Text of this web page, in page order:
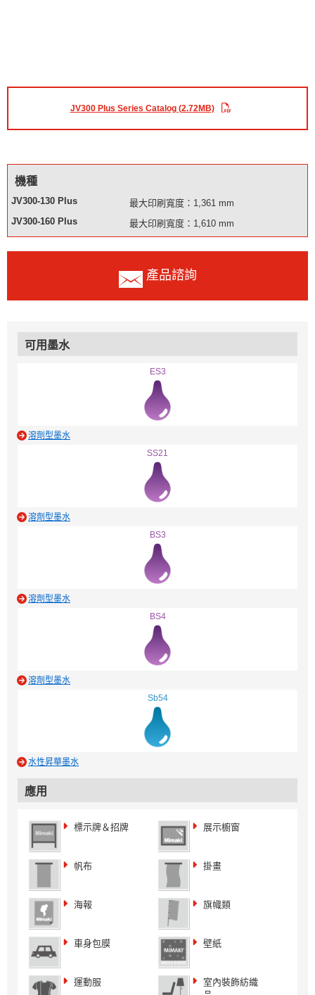
JV300 Plus Series Catalog (2.72MB)
機種
JV300-130 Plus
最大印刷寬度：1,361 mm
JV300-160 Plus
最大印刷寬度：1,610 mm
產品諮詢
可用墨水
ES3
溶劑型墨水
SS21
溶劑型墨水
BS3
溶劑型墨水
BS4
溶劑型墨水
Sb54
水性昇華墨水
應用
標示牌＆招牌 展示櫥窗
帆布 掛畫
海報 旗幟類
車身包膜 壁紙
運動服
室內裝飾紡織